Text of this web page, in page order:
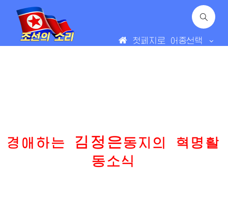
첫페지로 어종선택
경애하는 김정은동지의 혁명활
동소식